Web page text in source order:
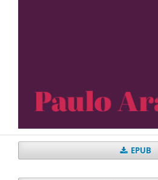
EPUB